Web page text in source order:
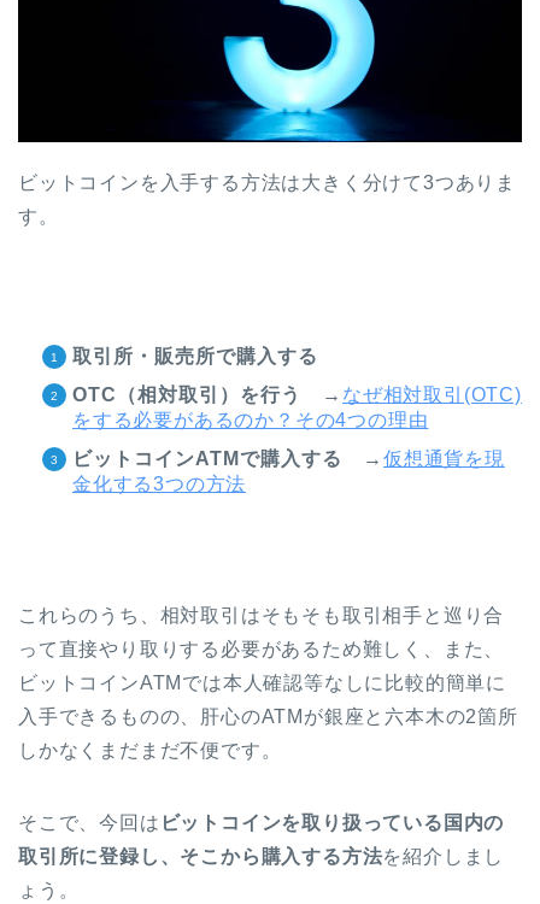
ビットコインを入手する方法は大きく分けて3つありま
す。
取引所・販売所で購入する
OTC（相対取引）を行う → なぜ相対取引(OTC)
をする必要があるのか？その4つの理由
ビットコインATMで購入する → 仮想通貨を現
金化する3つの方法
これらのうち、相対取引はそもそも取引相手と巡り合
って直接やり取りする必要があるため難しく、また、
ビットコインATMでは本人確認等なしに比較的簡単に
入手できるものの、肝心のATMが銀座と六本木の2箇所
しかなくまだまだ不便です。
そこで、今回は ビットコインを取り扱っている国内の
取引所に登録し、そこから購入する方法を紹介しまし
ょう。